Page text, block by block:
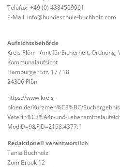
Telefax: +49 (0) 4384509961
E-Mail: info@hundeschule-buchholz.com
Aufsichtsbehörde
Kreis Plön – Amt für Sicherheit, Ordnung,
Kommunalaufsicht
Hamburger Str. 17 / 18
24306 Plön
https://www.kreis-
ploen.de/Kurzmen%C3%BC/
Veterin%C3%A4r-und-
ModID=9&FID=2158.4377.1
Redaktionell verantwortlich
Tania Buchholz
Zum Brook 12